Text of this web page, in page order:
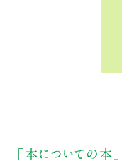
「本についての本